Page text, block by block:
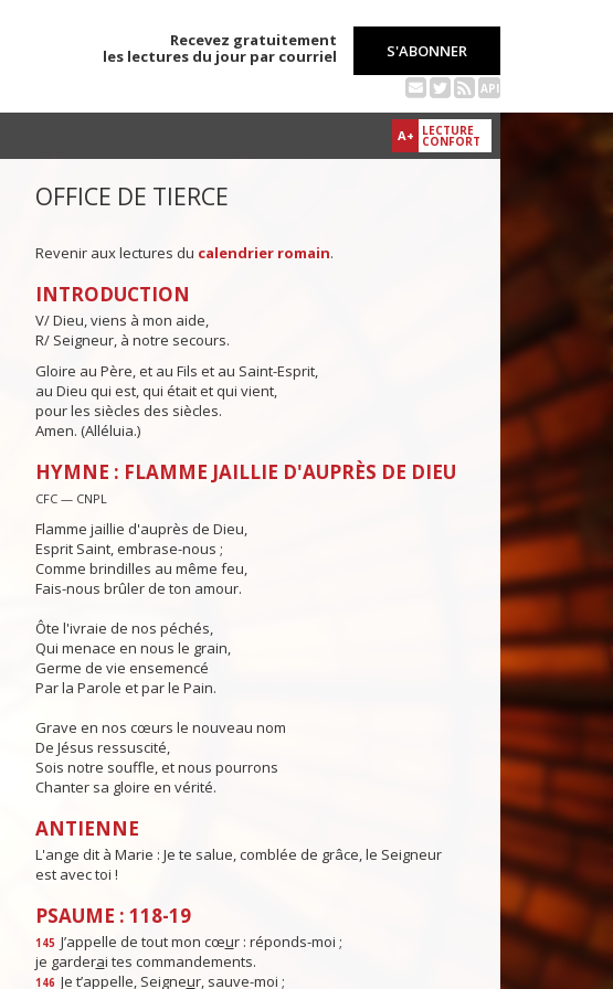
Recevez gratuitement
les lectures du jour par courriel
S'ABONNER
API
A+ LECTURE
CONFORT
OFFICE DE TIERCE
Revenir aux lectures du calendrier romain.
INTRODUCTION
V/ Dieu, viens à mon aide,
R/ Seigneur, à notre secours.
Gloire au Père, et au Fils et au Saint-Esprit,
au Dieu qui est, qui était et qui vient,
pour les siècles des siècles.
Amen. (Alléluia.)
HYMNE : FLAMME JAILLIE D'AUPRÈS DE DIEU
CFC — CNPL
Flamme jaillie d'auprès de Dieu,
Esprit Saint, embrase-nous ;
Comme brindilles au même feu,
Fais-nous brûler de ton amour.
Ôte l'ivraie de nos péchés,
Qui menace en nous le grain,
Germe de vie ensemencé
Par la Parole et par le Pain.
Grave en nos cœurs le nouveau nom
De Jésus ressuscité,
Sois notre souffle, et nous pourrons
Chanter sa gloire en vérité.
ANTIENNE
L'ange dit à Marie : Je te salue, comblée de grâce, le Seigneur
est avec toi !
PSAUME : 118-19
145 J’appelle de tout mon cœur : réponds-moi ;
je garderai tes commandements.
146 Je t’appelle, Seigneur, sauve-moi ;